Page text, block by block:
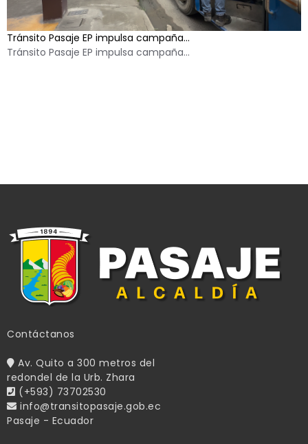
Tránsito Pasaje EP impulsa campaña...
Tránsito Pasaje EP impulsa campaña...
Contáctanos
Av. Quito a 300 metros del
redondel de la Urb. Zhara
(+593) 73702530
info@transitopasaje.gob.ec
Pasaje - Ecuador